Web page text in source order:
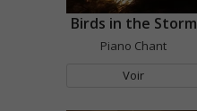
Birds in the Storm
Piano Chant
Voir